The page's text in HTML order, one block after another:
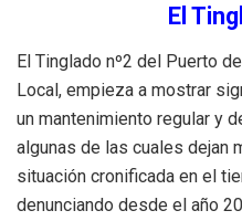
El
El Tinglado nº2 del Puerto
Local, empieza a mostrar
un mantenimiento regular y
algunas de las cuales dejan
situación cronificada en el
denunciando desde el año